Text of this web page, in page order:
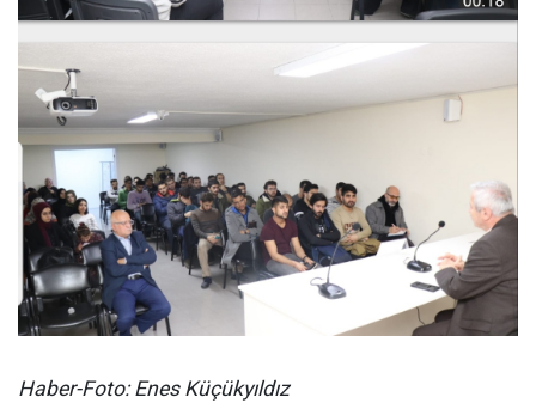
Haber-Foto: Enes Küçükyıldız